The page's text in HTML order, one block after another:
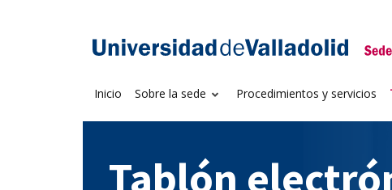
Sede electrónica
Inicio Sobre la sede Procedimientos y servicios
Tablón